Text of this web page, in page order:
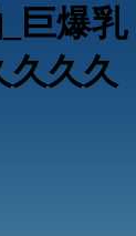
巨爆乳
久久久